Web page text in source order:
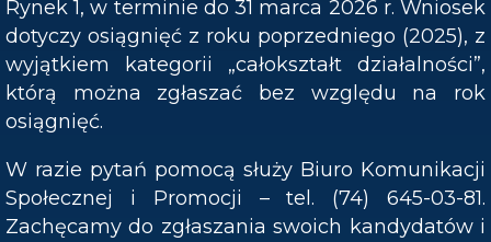
Rynek 1, w terminie do 31 marca 2026 r. Wniosek
dotyczy osiągnięć z roku poprzedniego (2025), z
wyjątkiem kategorii „całokształt działalności”,
którą można zgłaszać bez względu na rok
osiągnięć.
W razie pytań pomocą służy Biuro Komunikacji
Społecznej i Promocji – tel. (74) 645-03-81.
Zachęcamy do zgłaszania swoich kandydatów i